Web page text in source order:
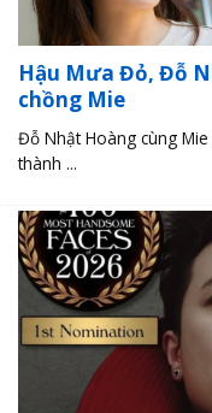
Hậu Mưa Đỏ, Đỗ
chồng Mie
Đỗ Nhật Hoàng cùng Mie
thành ...